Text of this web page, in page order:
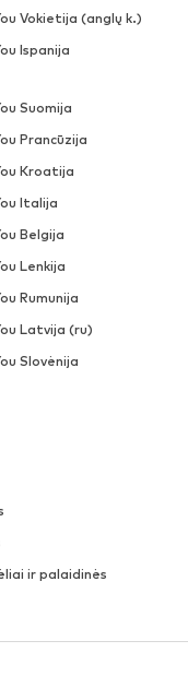
ir palaidinės
Vokietija (anglų k.)
Ispanija
Suomija
Prancūzija
Kroatija
Italija
Belgija
Lenkija
Rumunija
Latvija (ru)
Slovėnija